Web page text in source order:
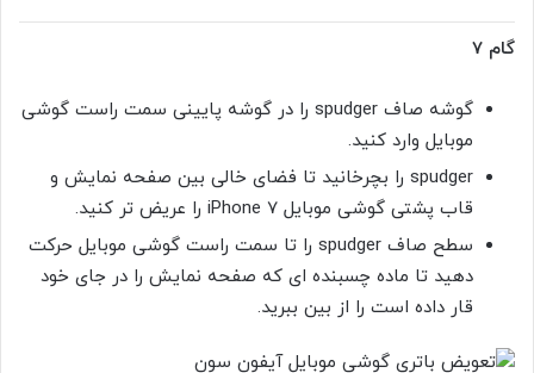
گام 7
گوشه صاف spudger را در گوشه پایینی سمت راست گوشی
موبایل وارد کنید.
spudger را بچرخانید تا فضای خالی بین صفحه نمایش و
قاب پشتی گوشی موبایل iPhone 7 را عریض تر کنید.
سطح صاف spudger را تا سمت راست گوشی موبایل حرکت
دهید تا ماده چسبنده ای که صفحه نمایش را در جای خود
قار داده است را از بین ببرید.